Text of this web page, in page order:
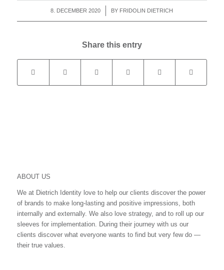
8. DECEMBER 2020
/ BY FRIDOLIN DIETRICH
Share this entry
ABOUT US
We at Dietrich Identity love to help our clients discover the power
of brands to make long-lasting and positive impressions, both
internally and externally. We also love strategy, and to roll up our
sleeves for implementation. During their journey with us our
clients discover what everyone wants to find but very few do ―
their true values.